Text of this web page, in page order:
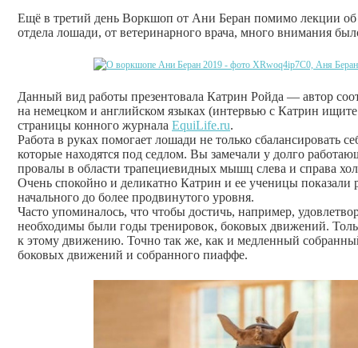
Ещё в третий день Воркшоп от Ани Беран помимо лекции
отдела лошади, от ветеринарного врача, много внимания
Данный вид работы презентовала Катрин Ройда — автор
на немецком и английском языках (интервью с Катрин
страницы конного журнала EquiLife.ru.
Работа в руках помогает лошади не только сбалансировать
которые находятся под седлом. Вы замечали у долго
провалы в области трапециевидных мышц слева и справа
Очень спокойно и деликатно Катрин и ее ученицы показали
начального до более продвинутого уровня.
Часто упоминалось, что чтобы достичь, например,
необходимы были годы тренировок, боковых движений.
к этому движению. Точно так же, как и медленный
боковых движений и собранного пиаффе.